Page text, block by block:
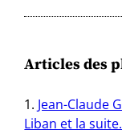
Articles des
Jean-Claude
Liban et la suite.